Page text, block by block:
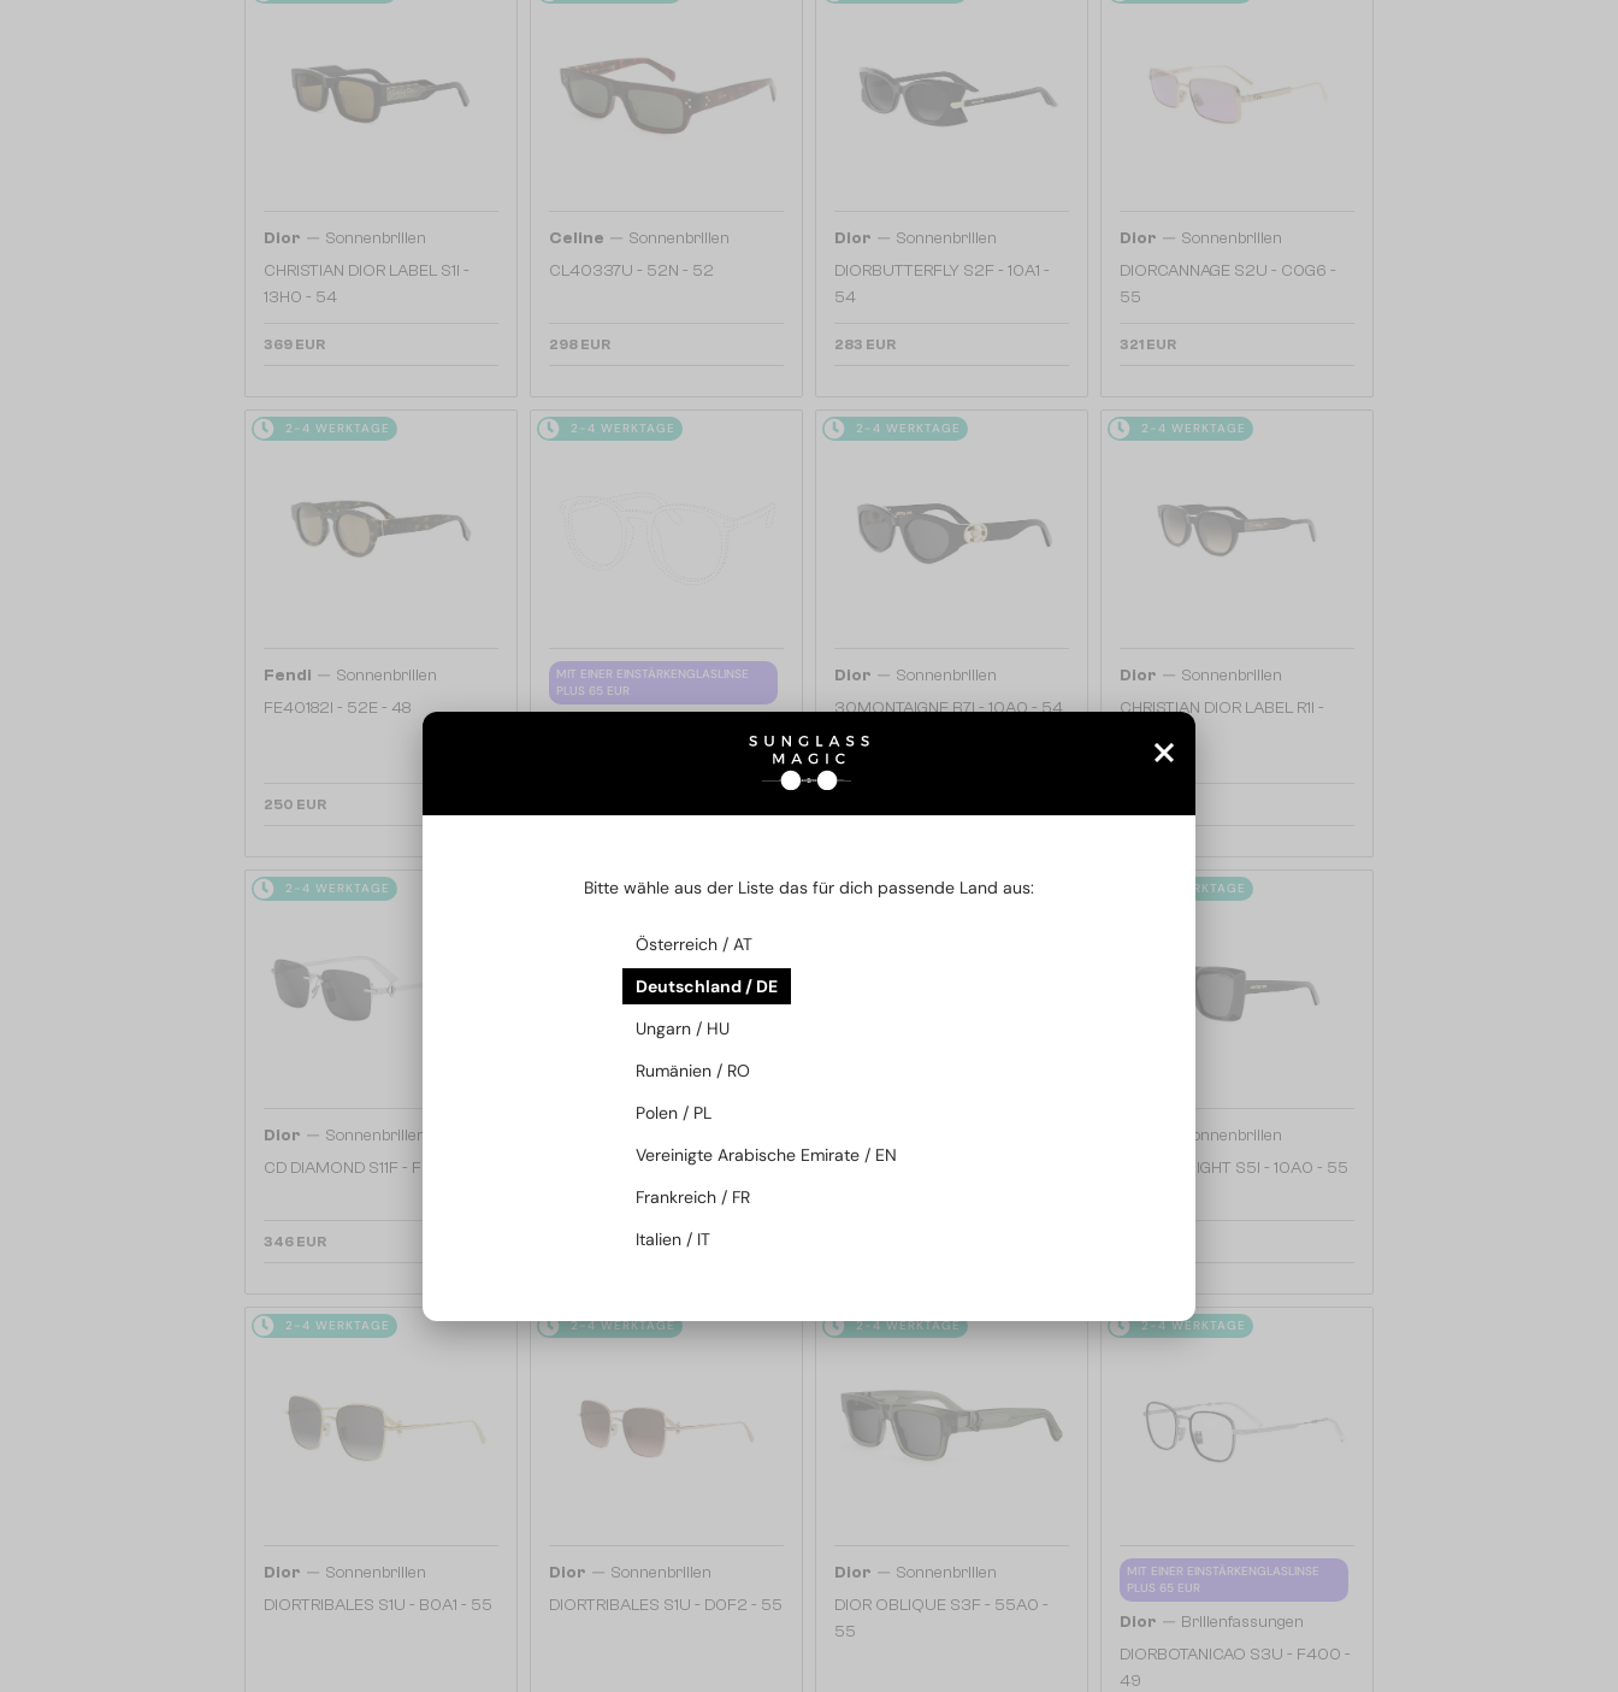
Dior — Sonnenbrillen
CHRISTIAN DIOR LABEL S1I -
13H0 - 54
369 EUR
Celine — Sonnenbrillen
CL40337U - 52N - 52
298 EUR
Dior — Sonnenbrillen
DIORBUTTERFLY S2F - 10A1 -
54
283 EUR
Dior — Sonnenbrillen
DIORCANNAGE S2U - C0G6 -
55
321 EUR
2-4 WERKTAGE
Fendi — Sonnenbrillen
FE40182I - 52E - 48
250 EUR
2-4 WERKTAGE
MIT EINER EINSTÄRKENGLASLINSE
PLUS 65 EUR
2-4 WERKTAGE
Dior — Sonnenbrillen
30MONTAIGNE B7I - 10A0 - 54
2-4 WERKTAGE
Dior — Sonnenbrillen
CHRISTIAN DIOR LABEL R1I -
2-4 WERKTAGE
Dior — Sonnenbrillen
CD DIAMOND S11F - F0A0 - 55
346 EUR
2-4 WERKTAGE
DIORTRIBALES B2U - B0F2 - 61
2-4 WERKTAGE
DIORBLACKSUIT S17U - C0H0 -
2-4 WERKTAGE
Sonnenbrillen
DIORMIDNIGHT S5I - 10A0 - 55
2-4 WERKTAGE
Dior — Sonnenbrillen
DIORTRIBALES S1U - B0A1 - 55
2-4 WERKTAGE
Dior — Sonnenbrillen
DIORTRIBALES S1U - D0F2 - 55
2-4 WERKTAGE
Dior — Sonnenbrillen
DIOR OBLIQUE S3F - 55A0 -
55
2-4 WERKTAGE
MIT EINER EINSTÄRKENGLASLINSE
PLUS 65 EUR
Dior — Brillenfassungen
DIORBOTANICAO S3U - F400 -
49
Bitte wähle aus der Liste das für dich passende Land aus:
Österreich / AT
Deutschland / DE
Ungarn / HU
Rumänien / RO
Polen / PL
Vereinigte Arabische Emirate / EN
Frankreich / FR
Italien / IT